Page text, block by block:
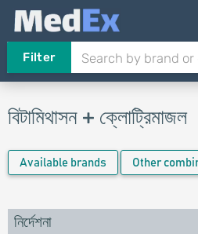
Filter
বিটামিথাসন + ক্লোট্রিমাজল
Available brands Other
নির্দেশনা